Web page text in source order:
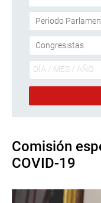
Comisión
COVID-19